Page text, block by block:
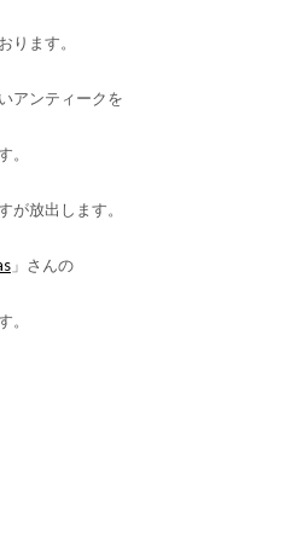
ります。
アンティークを
。
が放出します。
」さんの
。